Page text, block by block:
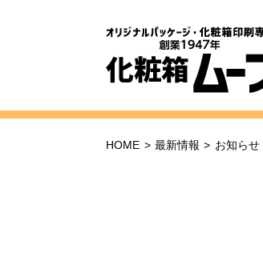
HOME > 最新情報 > お知らせ